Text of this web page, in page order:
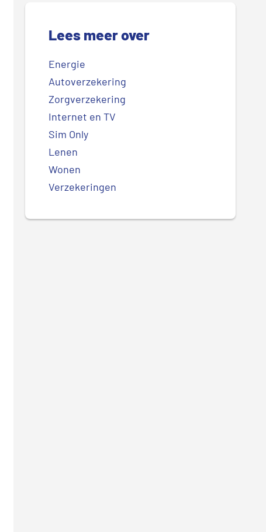
Lees meer over
Energie
Autoverzekering
Zorgverzekering
Internet en TV
Sim Only
Lenen
Wonen
Verzekeringen